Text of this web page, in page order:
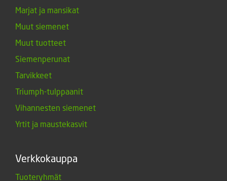
Marjat ja mansikat
Muut siemenet
Muut tuotteet
Siemenperunat
Tarvikkeet
Triumph-tulppaanit
Vihannesten siemenet
Yrtit ja maustekasvit
Verkkokauppa
Tuoteryhmät